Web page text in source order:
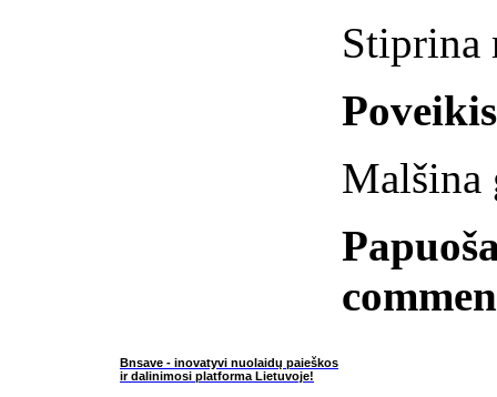
Stiprina
Malšina
Bnsave - inovatyvi nuolaidų paieškos
ir dalinimosi platforma Lietuvoje!